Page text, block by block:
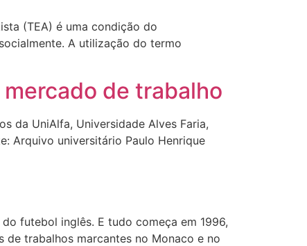
(TEA) é uma condição do
A utilização do termo
de trabalho
da UniAlfa, Universidade Alves Faria,
Arquivo universitário Paulo Henrique
futebol inglês. E tudo começa em 1996,
de trabalhos marcantes no Monaco e no